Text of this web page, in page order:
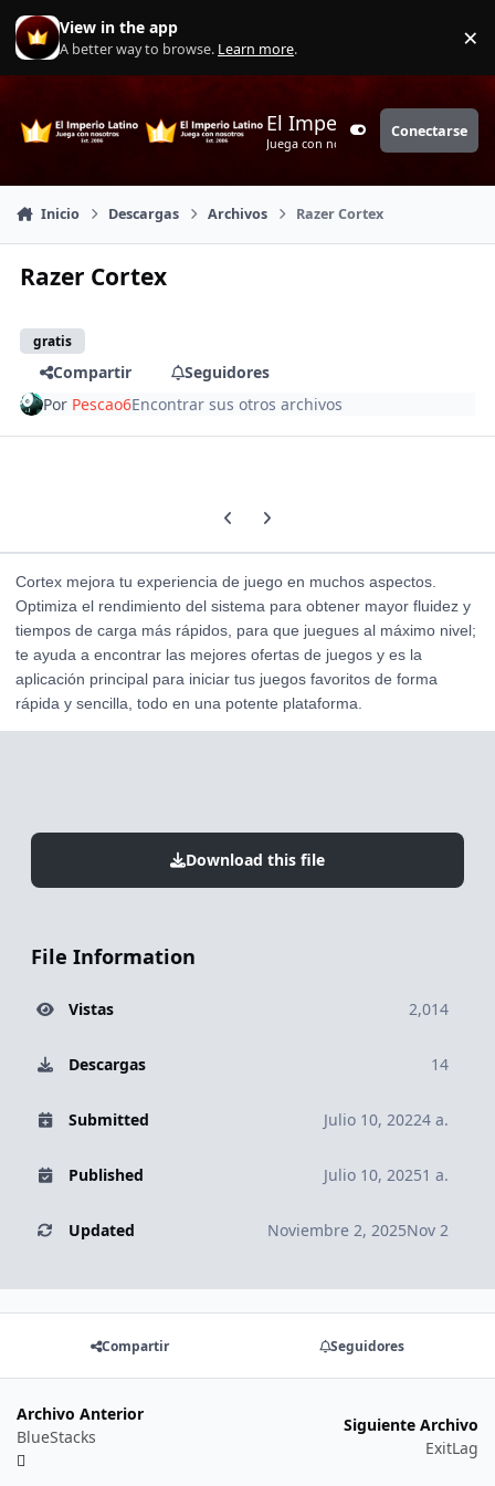
Saltar a contenido
View in the app
A better way to browse. Learn more. ×
El Imperio Latino
Juega con nosotrosCustomizer
Conectarse
Inicio Descargas Archivos Razer Cortex
Razer Cortex
gratis
Compartir
Seguidores
Por Pescao6Encontrar sus otros archivos
Previous carousel slide
Next carousel slide
Cortex mejora tu experiencia de juego en muchos aspectos.
Optimiza el rendimiento del sistema para obtener mayor fluidez y
tiempos de carga más rápidos, para que juegues al máximo nivel;
te ayuda a encontrar las mejores ofertas de juegos y es la
aplicación principal para iniciar tus juegos favoritos de forma
rápida y sencilla, todo en una potente plataforma.
Download this file
File Information
Vistas 2,014
Descargas 14
Submitted Julio 10, 20224 a.
Published Julio 10, 20251 a.
Updated Noviembre 2, 2025Nov 2
Compartir Seguidores
Archivo Anterior
BlueStacks
Siguiente Archivo
ExitLag